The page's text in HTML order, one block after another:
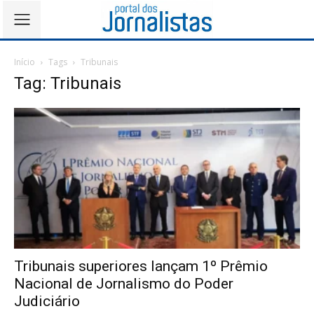
Início Tags Tribunais
Tag: Tribunais
Tribunais superiores lançam 1º Prêmio
Nacional de Jornalismo do Poder
Judiciário